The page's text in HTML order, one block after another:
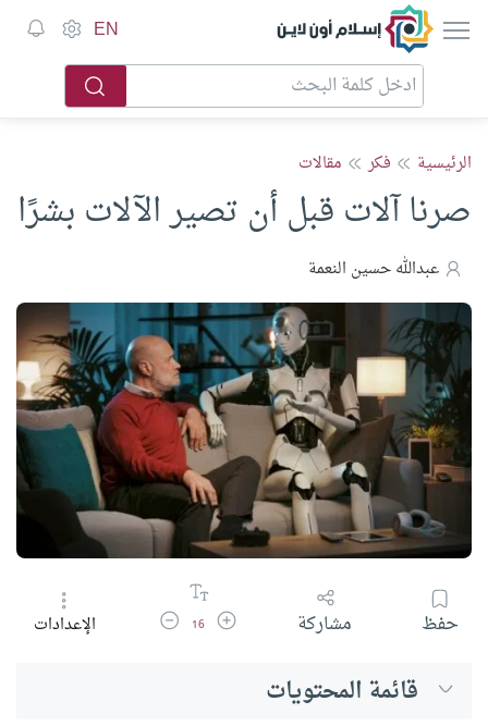
إسلام أون لاين EN
الرئيسية فكر مقالات
صرنا آلات قبل أن تصير الآلات بشرًا
عبدالله حسين النعمة
حفظ مشاركة زيادة حجم الخط
16 تقليل حجم الخطالإعدادات
قائمة المحتويات